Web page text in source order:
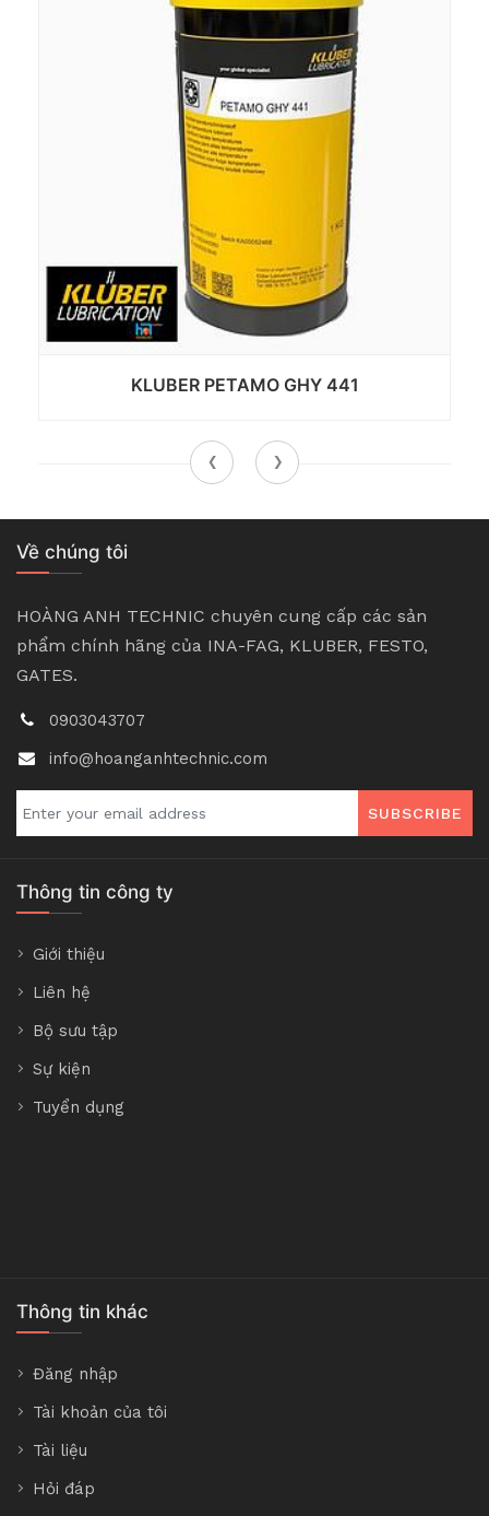
KLUBER PETAMO GHY 441
‹ ›
Về chúng tôi
HOÀNG ANH TECHNIC chuyên cung cấp các sản
phẩm chính hãng của INA-FAG, KLUBER, FESTO,
GATES.
0903043707
info@hoanganhtechnic.com
SUBSCRIBE
Thông tin công ty
Giới thiệu
Liên hệ
Bộ sưu tập
Sự kiện
Tuyển dụng
Thông tin khác
Đăng nhập
Tài khoản của tôi
Tài liệu
Hỏi đáp